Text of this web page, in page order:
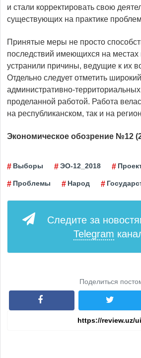
и стали корректировать свою
существующих на практике
Принятые меры не просто
последствий имеющихся на местах
устранили причины, ведущие к их
Отдельно следует отметить
административно-
проделанной работой. Работа
на республиканском, так и на
Экономическое обозрение №12
Выборы ЭО-12_2018
Проблемы Народ
Следите за
Telegram
Поделиться